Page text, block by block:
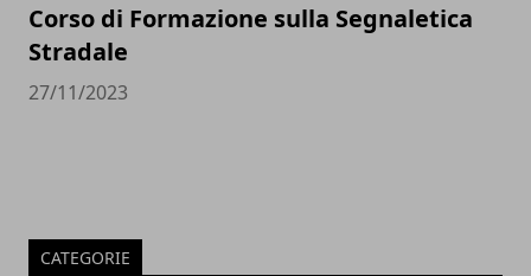
Corso di Formazione sulla Segnaletica
Stradale
27/11/2023
CATEGORIE